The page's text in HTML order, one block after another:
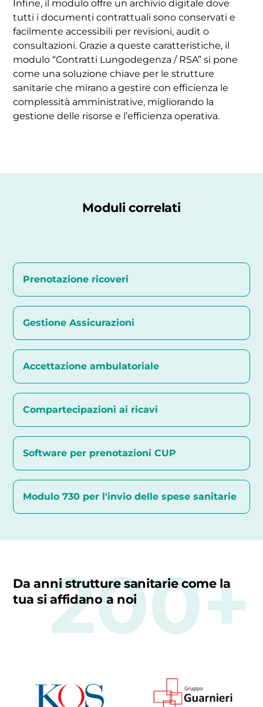
Infine, il modulo offre un archivio digitale dove
tutti i documenti contrattuali sono conservati e
facilmente accessibili per revisioni, audit o
consultazioni. Grazie a queste caratteristiche, il
modulo “Contratti Lungodegenza / RSA” si pone
come una soluzione chiave per le strutture
sanitarie che mirano a gestire con efficienza le
complessità amministrative, migliorando la
gestione delle risorse e l’efficienza operativa.
Moduli correlati
Prenotazione ricoveri
Gestione Assicurazioni
Accettazione ambulatoriale
Compartecipazioni ai ricavi
Software per prenotazioni CUP
Modulo 730 per l'invio delle spese sanitarie
Da anni strutture sanitarie come la
tua si affidano a noi
200+